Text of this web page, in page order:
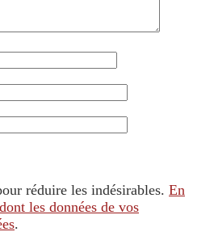
réduire les indésirables. En
les données de vos
.